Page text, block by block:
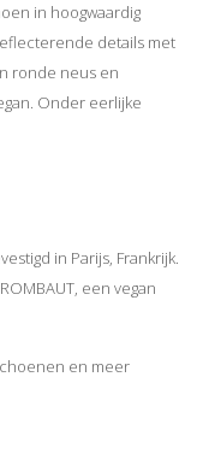
in hoogwaardig
details met
ronde neus en
Onder eerlijke
in Parijs, Frankrijk.
een vegan
en meer